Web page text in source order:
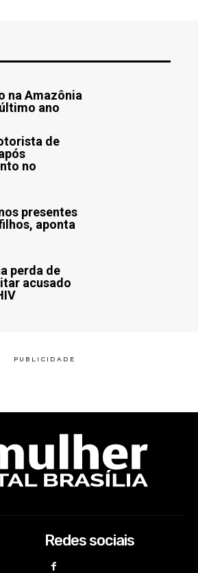
na Amazônia
ano
de
no
presentes
aponta
perda de
acusado
Redes sociais